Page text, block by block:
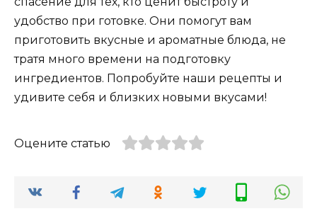
удобство при готовке. Они помогут вам
приготовить вкусные и ароматные блюда, не
тратя много времени на подготовку
ингредиентов. Попробуйте наши рецепты и
удивите себя и близких новыми вкусами!
Оцените статью